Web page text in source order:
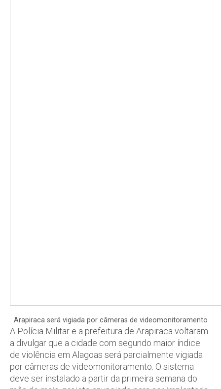
Arapiraca será vigiada por câmeras de videomonitoramento
A Polícia Militar e a prefeitura de Arapiraca voltaram
a divulgar que a cidade com segundo maior índice
de violência em Alagoas será parcialmente vigiada
por câmeras de videomonitoramento. O sistema
deve ser instalado a partir da primeira semana do